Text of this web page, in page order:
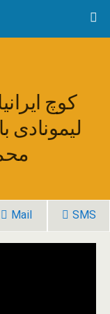
لیمونادی
Mail SMS